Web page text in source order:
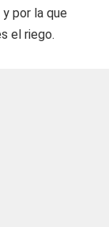
por la que
el riego.